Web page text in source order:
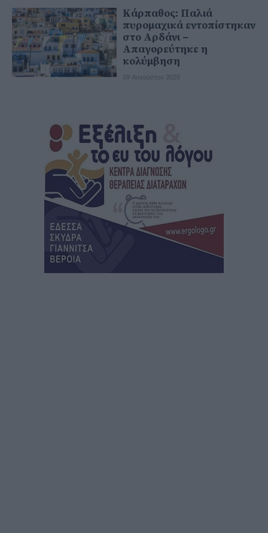
Κάρπαθος: Παλιά
πυρομαχικά εντοπίστηκαν
στο Αρδάνι –
Απαγορεύτηκε η
κολύμβηση
09 Αυγούστου 2026